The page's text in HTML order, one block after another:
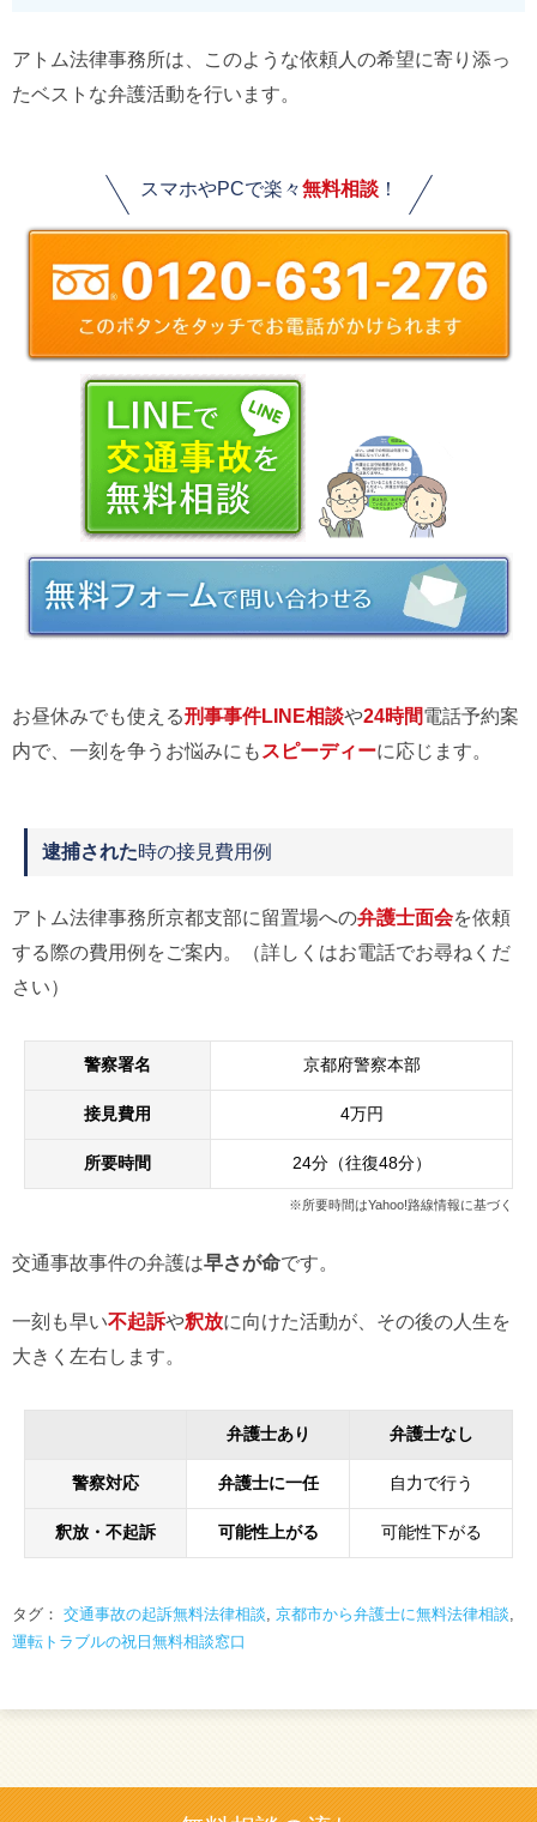
アトム法律事務所は、このような依頼人の希望に寄り添っ
たベストな弁護活動を行います。
スマホやPCで楽々無料相談！
お昼休みでも使える刑事事件LINE相談や24時間電話予約案
内で、一刻を争うお悩みにも スピーディーに応じます。
逮捕された時の接見費用例
アトム法律事務所京都支部に留置場への弁護士面会を依頼
する際の費用例をご案内。（詳しくはお電話でお尋ねくだ
さい）
警察署名 京都府警察本部
接見費用 4万円
所要時間 24分（往復48分）
※所要時間はYahoo!路線情報に基づく
交通事故事件の弁護は早さが命です。
一刻も早い不起訴や釈放に向けた活動が、その後の人生を
大きく左右します。
弁護士あり 弁護士なし
警察対応 弁護士に一任 自力で行う
釈放・不起訴 可能性上がる 可能性下がる
タグ： 交通事故の起訴無料法律相談, 京都市から弁護士に無料法律相談,
運転トラブルの祝日無料相談窓口